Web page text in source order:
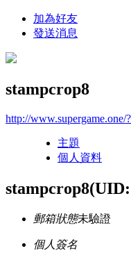
加為好友
發送消息
stampcrop8
http://www.supergame.one/
主題
個人資料
stampcrop8(UID:
郵箱狀態未驗證
個人簽名